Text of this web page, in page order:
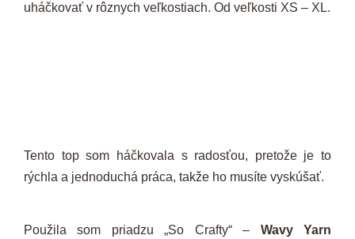
uháčkovať v rôznych veľkostiach. Od veľkosti XS – XL.
Tento top som háčkovala s radosťou, pretože je to
rýchla a jednoduchá práca, takže ho musíte vyskúšať.
Použila som priadzu „So Crafty“ – Wavy Yarn